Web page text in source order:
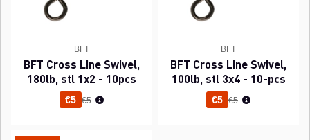
BFT
BFT Cross Line Swivel,
180lb, stl 1x2 - 10pcs
€5 Normaali hinta
€5
BFT
BFT Cross Line Swivel,
100lb, stl 3x4 - 10-pcs
€5 Normaali hinta
€5